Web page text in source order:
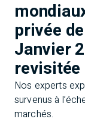
privée
Janvier
revisitée
Nos experts
survenus à
marchés.